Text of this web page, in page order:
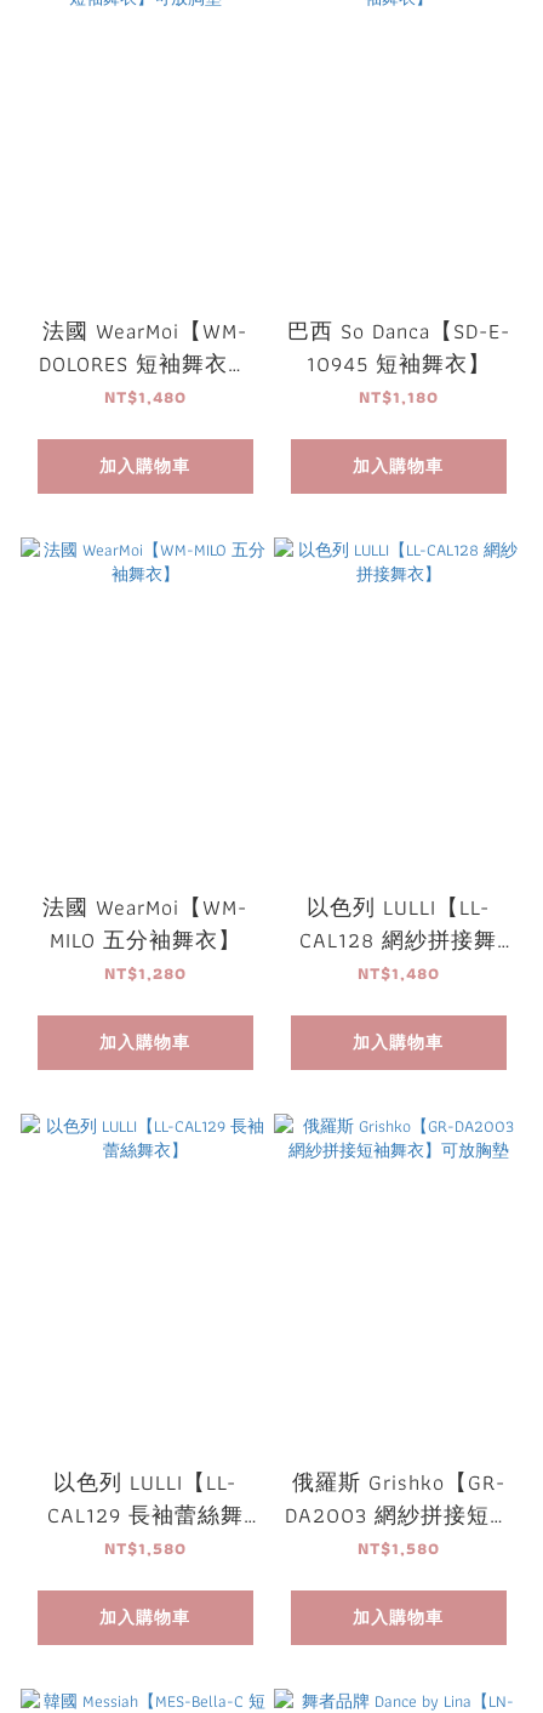
法國 WearMoi【WM-
DOLORES 短袖舞衣】
可放胸墊
NT$1,480
加入購物車
巴西 So Danca【SD-E-
10945 短袖舞衣】
NT$1,180
加入購物車
法國 WearMoi【WM-
MILO 五分袖舞衣】
NT$1,280
加入購物車
以色列 LULLI【LL-
CAL128 網紗拼接舞
衣】
NT$1,480
加入購物車
以色列 LULLI【LL-
CAL129 長袖蕾絲舞
衣】
NT$1,580
加入購物車
俄羅斯 Grishko【GR-
DA2003 網紗拼接短袖
舞衣】可放胸墊
NT$1,580
加入購物車